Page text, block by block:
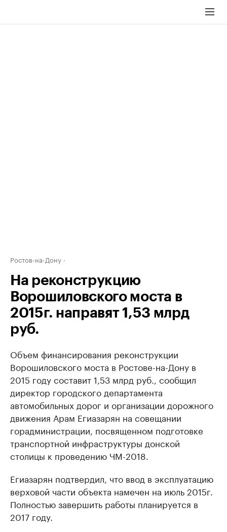
Ростов-на-Дону
На реконструкцию
Ворошиловского моста в
2015г. направят 1,53 млрд
руб.
Объем финансирования реконструкции
Ворошиловского моста в Ростове-на-Дону в
2015 году составит 1,53 млрд руб., сообщил
директор городского департамента
автомобильных дорог и организации дорожного
движения Арам Егиазарян на совещании
горадминистрации, посвященном подготовке
транспортной инфраструктуры донской
столицы к проведению ЧМ-2018.
Егиазарян подтвердил, что ввод в эксплуатацию
верховой части объекта намечен на июль 2015г.
Полностью завершить работы планируется в
2017 году.